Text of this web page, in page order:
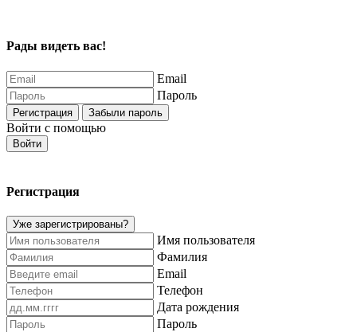
Рады видеть вас!
Email
Пароль
Регистрация Забыли пароль
Войти с помощью
Войти
Регистрация
Уже зарегистрированы?
Имя пользователя
Фамилия
Email
Телефон
Дата рождения
Пароль